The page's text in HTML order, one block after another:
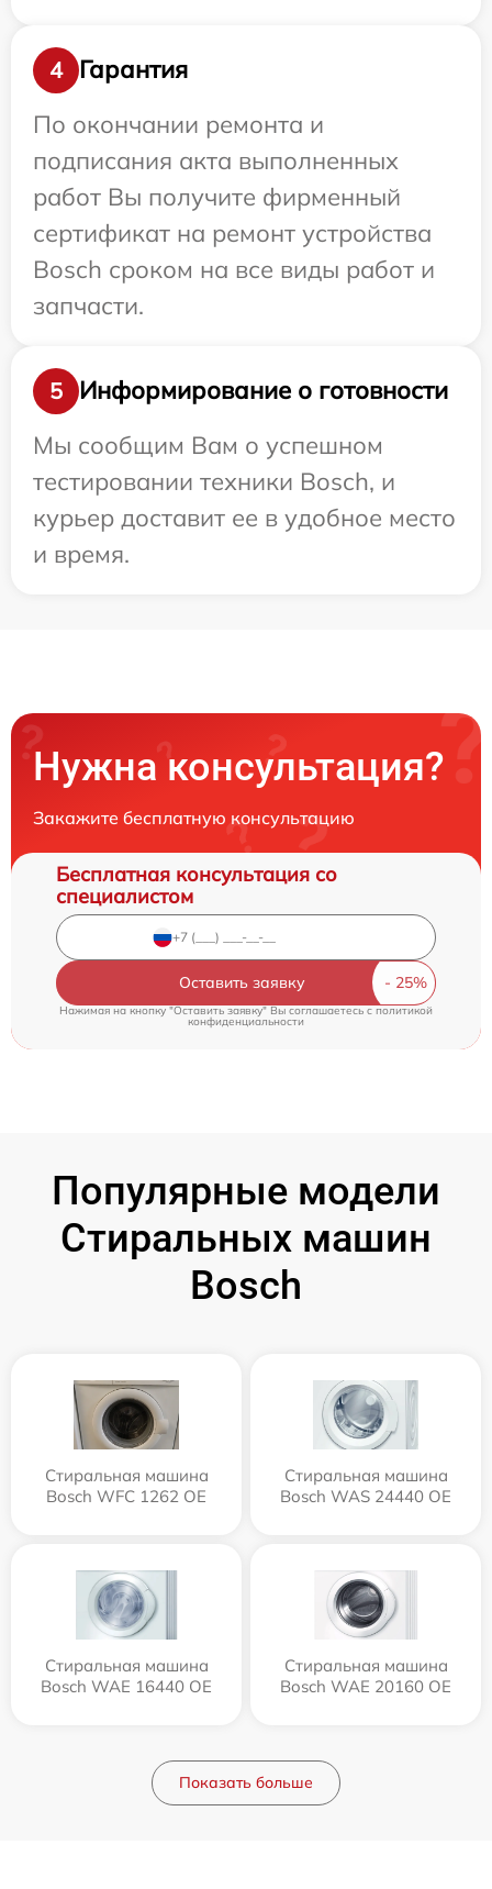
4
Гарантия
По окончании ремонта и
подписания акта выполненных
работ Вы получите фирменный
сертификат на ремонт устройства
Bosch сроком на все виды работ и
запчасти.
5
Информирование о готовности
Мы сообщим Вам о успешном
тестировании техники Bosch, и
курьер доставит ее в удобное место
и время.
Нужна консультация?
Закажите бесплатную консультацию
Бесплатная консультация со
специалистом
Оставить заявку
Нажимая на кнопку "Оставить заявку" Вы соглашаетесь cполитикой
конфиденциальности
Популярные модели
Стиральных машин
Bosch
Стиральная машина
Bosch WFC 1262 OE
Стиральная машина
Bosch WAS 24440 OE
Стиральная машина
Bosch WAE 16440 OE
Стиральная машина
Bosch WAE 20160 OE
Показать больше